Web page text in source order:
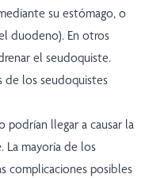
su estómago, o
duodeno). En otros
el seudoquiste.
de los seudoquistes
podrían llegar a causar la
La mayoría de los
complicaciones posibles